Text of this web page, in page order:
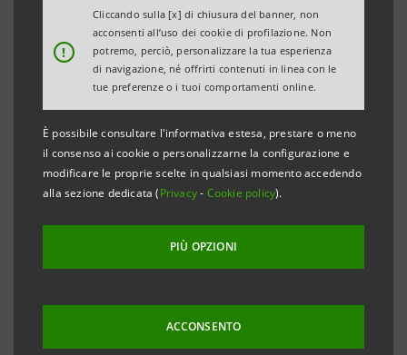
!
Cliccando sulla [x] di chiusura del banner, non
acconsenti all’uso dei cookie di profilazione. Non
potremo, perciò, personalizzare la tua esperienza
di navigazione, né offrirti contenuti in linea con le
tue preferenze o i tuoi comportamenti online.
È possibile consultare l'informativa estesa, prestare o meno
il consenso ai cookie o personalizzarne la configurazione e
modificare le proprie scelte in qualsiasi momento accedendo
alla sezione dedicata (Privacy- Cookie policy).
PIÙ OPZIONI
ACCONSENTO
Risultati dei primi nove mesi 2005
raffrontati con il 2004 secondo i principi
IAS/IFRS:
- utile netto a 1.845 mln. di euro, +36,3% rispetto
ai 1.354 mln. dei primi nove mesi del 2004
- risultato corrente al lordo delle imposte a 2.936
mln. di euro, +39,2% rispetto ai 2.109 mln. dei
primi nove mesi del 2004;
euro, +31,6% rispetto ai 2.659 mln. dei primi nove